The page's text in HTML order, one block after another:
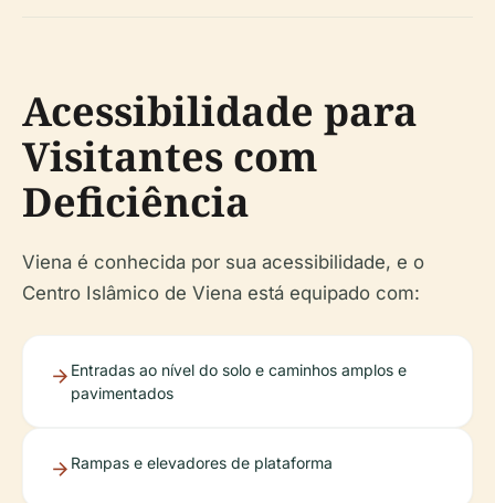
Acessibilidade para
Visitantes com
Deficiência
Viena é conhecida por sua acessibilidade, e o
Centro Islâmico de Viena está equipado com:
Entradas ao nível do solo e caminhos amplos e
pavimentados
Rampas e elevadores de plataforma